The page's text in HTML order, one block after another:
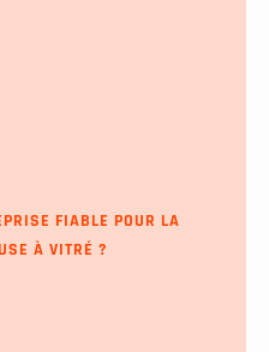
FIABLE POUR LA
À VITRÉ ?